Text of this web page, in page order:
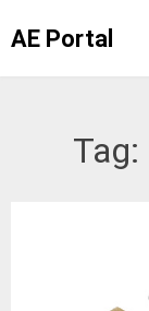
toAE Portal
Tag: